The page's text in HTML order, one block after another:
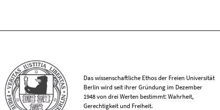
Das wissenschaftliche Ethos der Freien Universität
Berlin wird seit ihrer Gründung im Dezember
1948 von drei Werten bestimmt: Wahrheit,
Gerechtigkeit und Freiheit.